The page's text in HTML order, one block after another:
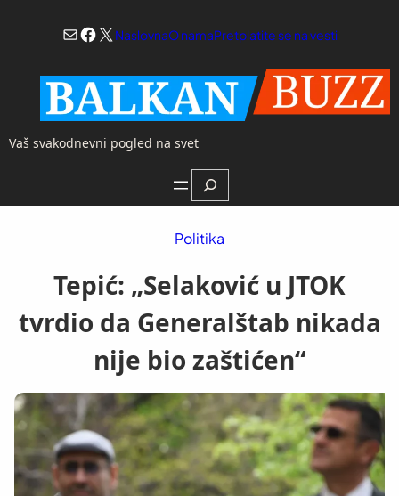
Mail
Facebook
X NaslovnaO namaPretplatite se na vesti
Vaš svakodnevni pogled na svet
Search
Politika
Tepić: „Selaković u JTOK
tvrdio da Generalštab nikada
nije bio zaštićen“